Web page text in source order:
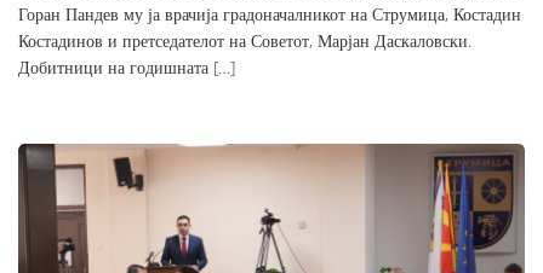
Горан Пандев му ја врачија градоначалникот на Струмица, Костадин
Костадинов и претседателот на Советот, Марјан Даскаловски.
Добитници на годишната […]